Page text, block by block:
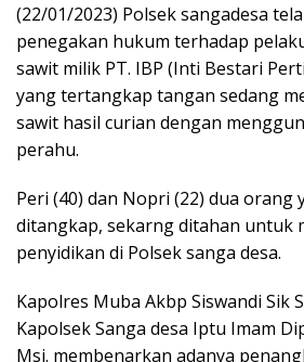
(22/01/2023) Polsek sangadesa
penegakan hukum terhadap
sawit milik PT. IBP (Inti Bestari
yang tertangkap tangan sedang
sawit hasil curian dengan
perahu.
Peri (40) dan Nopri (22) dua orang
ditangkap, sekarng ditahan untuk
penyidikan di Polsek sanga desa.
Kapolres Muba Akbp Siswandi Sik
Kapolsek Sanga desa Iptu Imam
Msi. membenarkan adanya